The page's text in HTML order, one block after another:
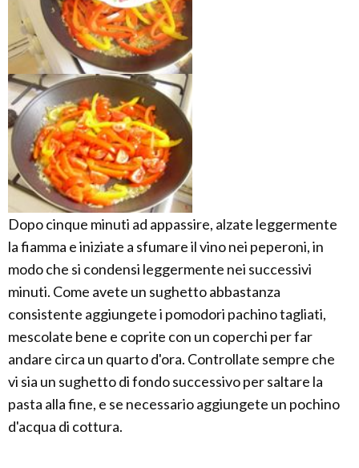
Dopo cinque minuti ad appassire, alzate leggermente
la fiamma e iniziate a sfumare il vino nei peperoni, in
modo che si condensi leggermente nei successivi
minuti. Come avete un sughetto abbastanza
consistente aggiungete i pomodori pachino tagliati,
mescolate bene e coprite con un coperchi per far
andare circa un quarto d'ora. Controllate sempre che
vi sia un sughetto di fondo successivo per saltare la
pasta alla fine, e se necessario aggiungete un pochino
d'acqua di cottura.